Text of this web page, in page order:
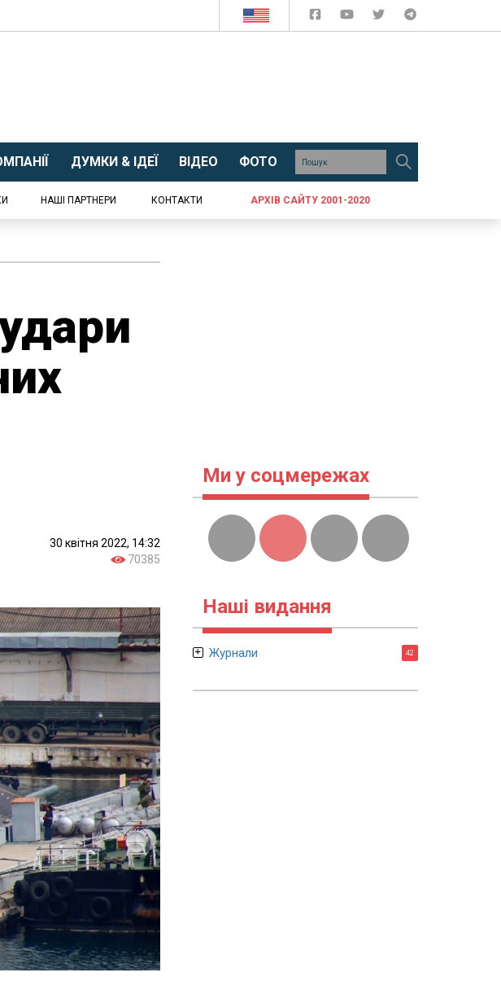
ДУМКИ & ІДЕЇ ВІДЕО ФОТО
НАШІ ПАРТНЕРИ КОНТАКТИ АРХІВ САЙТУ 2001-2020
30 квітня 2022, 14:32
70385
Ми у соцмережах
Наші видання
Журнали 42